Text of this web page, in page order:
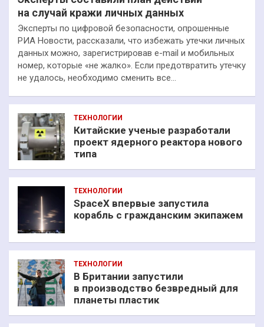
на случай кражи личных данных
Эксперты по цифровой безопасности, опрошенные
РИА Новости, рассказали, что избежать утечки личных
данных можно, зарегистрировав e-mail и мобильных
номер, которые «не жалко». Если предотвратить утечку
не удалось, необходимо сменить все…
ТЕХНОЛОГИИ
Китайские ученые разработали
проект ядерного реактора нового
типа
ТЕХНОЛОГИИ
SpaceX впервые запустила
корабль с гражданским экипажем
ТЕХНОЛОГИИ
В Британии запустили
в производство безвредный для
планеты пластик